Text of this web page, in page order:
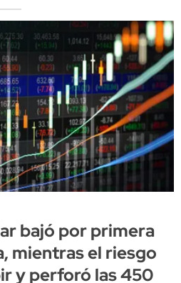
bajó por primera
mientras el riesgo
y perforó las 450